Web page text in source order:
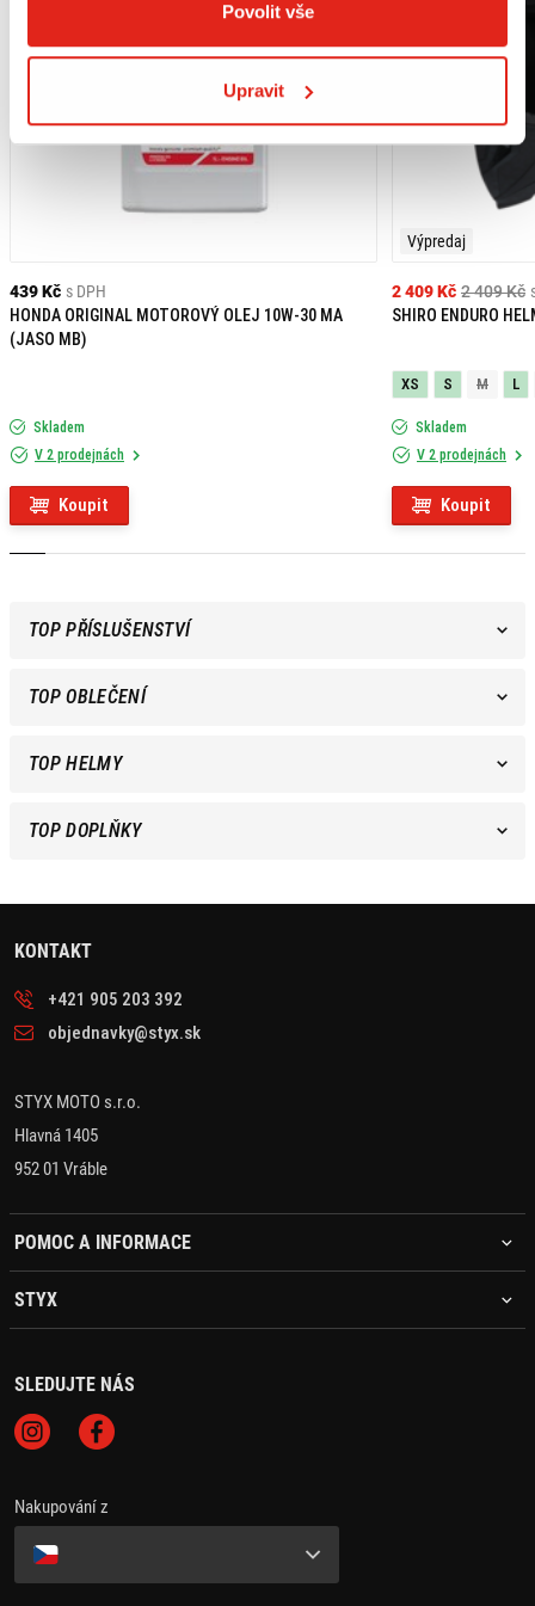
Povolit vše
Upravit
439 Kč s DPH
HONDA ORIGINAL MOTOROVÝ OLEJ 10W-30 MA
(JASO MB)
Skladem
V 2 prodejnách
Koupit
Výpredaj
2 409 Kč
2 409 Kč
SHIRO ENDURO
XS S M L
Skladem
V 2 prodejnách
Koupit
TOP PŘÍSLUŠENSTVÍ
TOP OBLEČENÍ
TOP HELMY
TOP DOPLŇKY
KONTAKT
+421 905 203 392
objednavky@styx.sk
STYX MOTO s.r.o.
Hlavná 1405
952 01 Vráble
POMOC A INFORMACE
STYX
SLEDUJTE NÁS
Nakupování z